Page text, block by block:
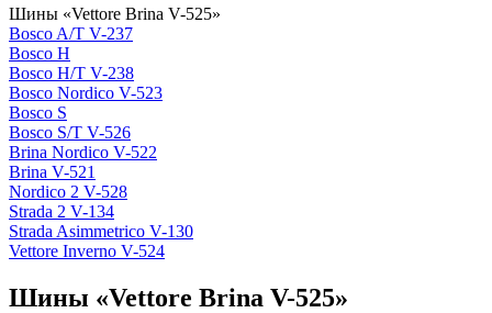
Шины «Vettore Brina V-525»
Bosco A/T V-237
Bosco H
Bosco H/T V-238
Bosco Nordico V-523
Bosco S
Bosco S/T V-526
Brina Nordico V-522
Brina V-521
Nordico 2 V-528
Strada 2 V-134
Strada Asimmetrico V-130
Vettore Inverno V-524
Шины «Vettore Brina V-525»